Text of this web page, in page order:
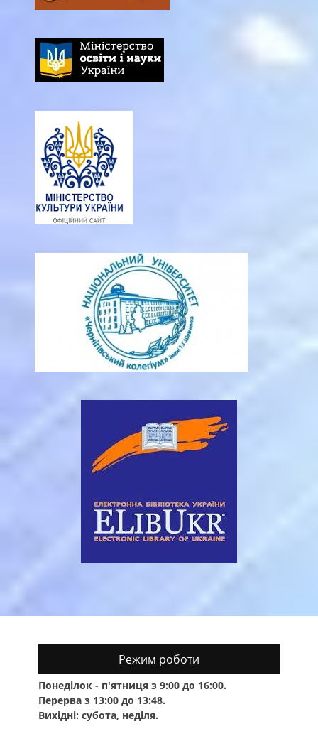
Режим роботи
Понеділок - п'ятниця з 9:00 до 16:00.
Перерва з 13:00 до 13:48.
Вихідні: субота, неділя.